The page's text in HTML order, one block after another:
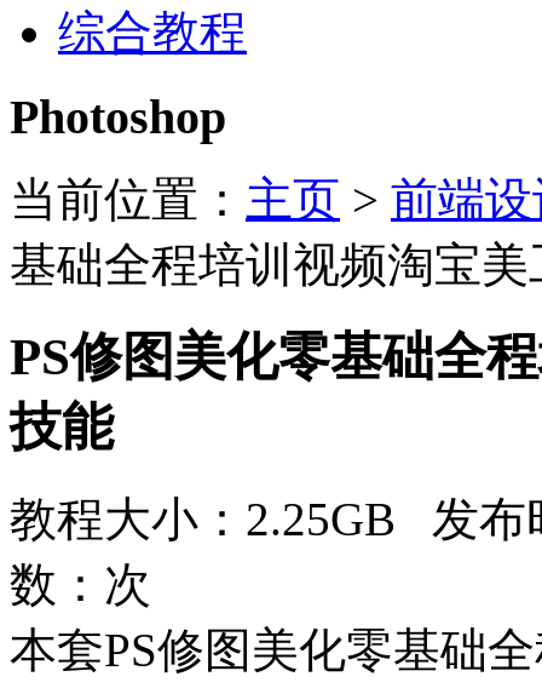
综合教程
Photoshop
当前位置： 主页 > 前端
基础全程培训视频淘宝
PS修图美化零基础全
技能
教程大小：2.25GB 发
数： 次
本套PS修图美化零基础